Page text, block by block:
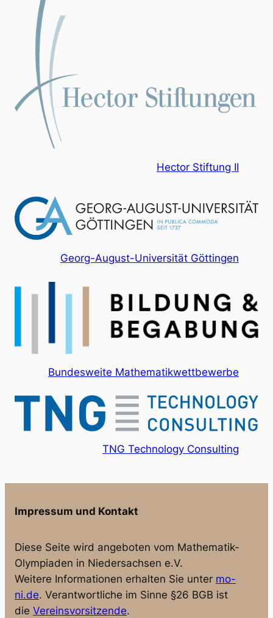
Hector Stiftung II
Georg-August-Universität Göttingen
Bundesweite Mathematikwettbewerbe
TNG Technology Consulting
Impressum und Kontakt
Diese Seite wird angeboten vom Mathematik-
Olympiaden in Niedersachsen e.V.
Weitere Informationen erhalten Sie unter mo-
ni.de. Verantwortliche im Sinne §26 BGB ist
die Vereinsvorsitzende.